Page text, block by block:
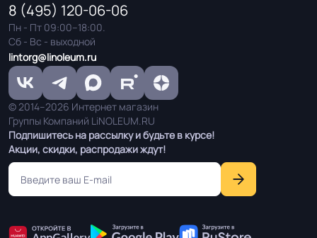
Подпишитесь на рассылку и будьте в курсе!
Акции, скидки, распродажи ждут!
8 (495) 120-06-06
Пн - Пт 09:00–18:00.
Сб - Вс - выходной
lintorg@linoleum.ru
© 2014–2026 Интернет магазин
Группы Компаний LiNOLEUM.RU